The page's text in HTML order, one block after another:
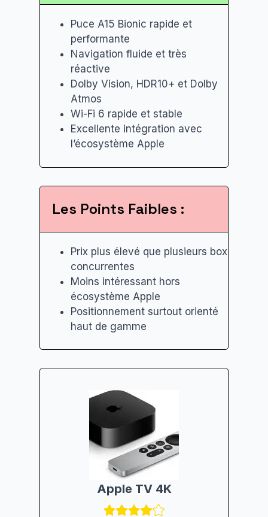
Puce A15 Bionic rapide et
performante
Navigation fluide et très
réactive
Dolby Vision, HDR10+ et Dolby
Atmos
Wi-Fi 6 rapide et stable
Excellente intégration avec
l’écosystème Apple
Les Points Faibles :
Prix plus élevé que plusieurs box
concurrentes
Moins intéressant hors
écosystème Apple
Positionnement surtout orienté
haut de gamme
Apple TV 4K